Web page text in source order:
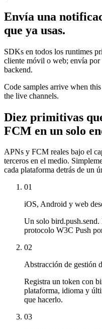
Envía una
que ya usas.
SDKs en todos los runtimes
cliente móvil o web; envía por
backend.
Code samples arrive when
the live channels.
Diez primitivas
FCM en un solo
APNs y FCM reales bajo el
terceros en el medio.
cada plataforma detrás de un
01
iOS, Android y web
Un solo
protocolo W3C Push
02
Abstracción de gestión
Registra un token con
plataforma, idioma y
que hacerlo.
03